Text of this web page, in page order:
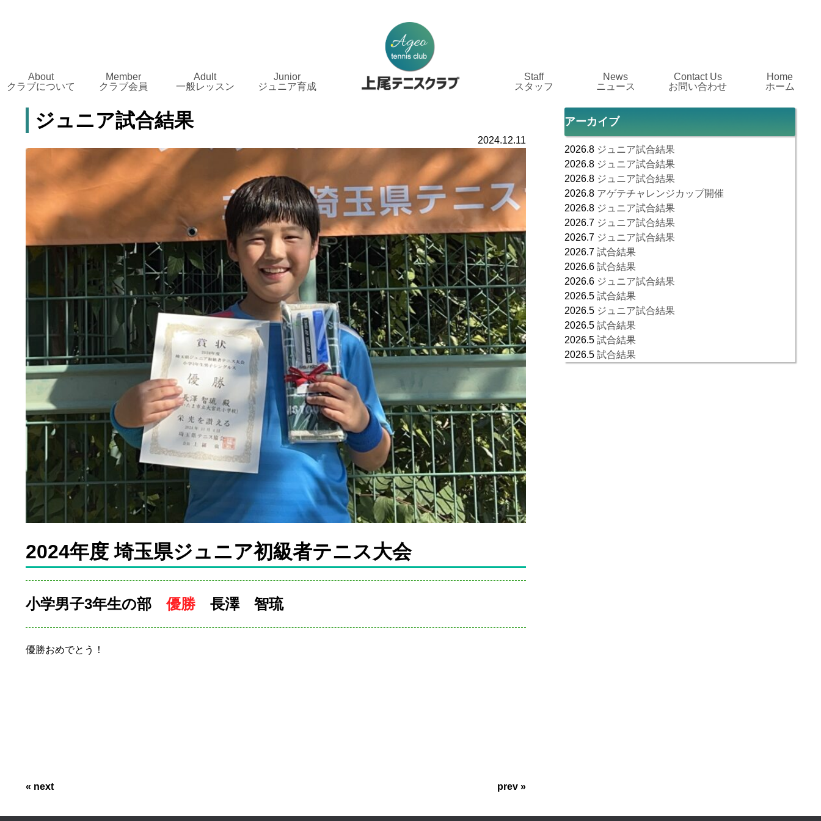
About
クラブについて
Member
クラブ会員
Adult
一般レッスン
Junior
ジュニア育成
Staff
スタッフ
News
ニュース
Contact Us
お問い合わせ
Home
ホーム
ジュニア試合結果
2024.12.11
2024年度 埼玉県ジュニア初級者テニス大会
小学男子3年生の部優勝長澤 智琉
優勝おめでとう！
« next prev »
アーカイブ
2026.8 ジュニア試合結果
2026.8 ジュニア試合結果
2026.8 ジュニア試合結果
2026.8 アゲテチャレンジカップ開催
2026.8 ジュニア試合結果
2026.7 ジュニア試合結果
2026.7 ジュニア試合結果
2026.7 試合結果
2026.6 試合結果
2026.6 ジュニア試合結果
2026.5 試合結果
2026.5 ジュニア試合結果
2026.5 試合結果
2026.5 試合結果
2026.5 試合結果